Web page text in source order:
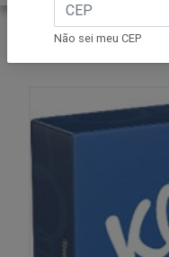
INÍCIO
SUZANO - NEVE
Não sei meu CEP